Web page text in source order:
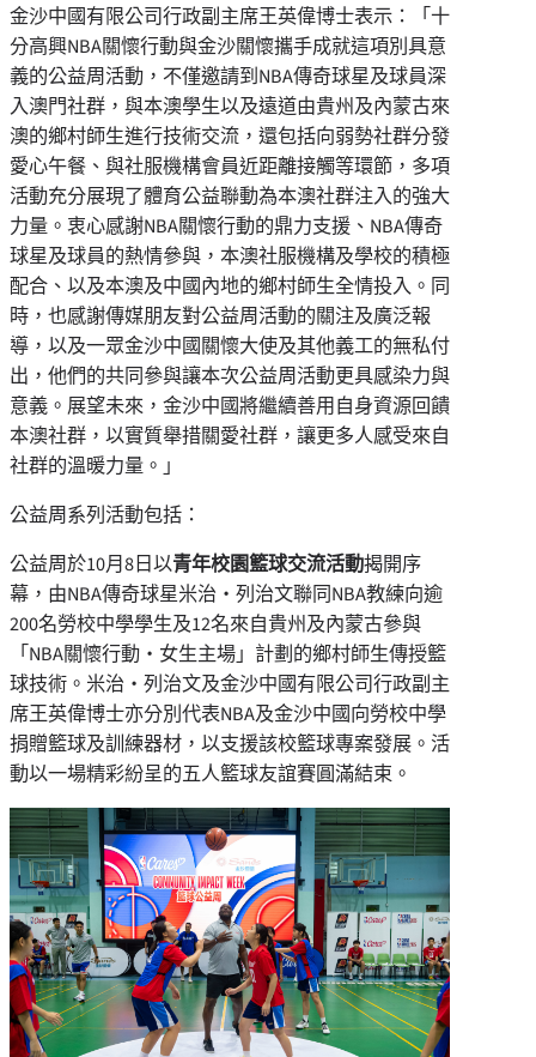
金沙中國有限公司行政副主席王英偉博士表示：「十
分高興NBA關懷行動與金沙關懷攜手成就這項別具意
義的公益周活動，不僅邀請到NBA傳奇球星及球員深
入澳門社群，與本澳學生以及遠道由貴州及內蒙古來
澳的鄉村師生進行技術交流，還包括向弱勢社群分發
愛心午餐、與社服機構會員近距離接觸等環節，多項
活動充分展現了體育公益聯動為本澳社群注入的強大
力量。衷心感謝NBA關懷行動的鼎力支援、NBA傳奇
球星及球員的熱情參與，本澳社服機構及學校的積極
配合、以及本澳及中國內地的鄉村師生全情投入。同
時，也感謝傳媒朋友對公益周活動的關注及廣泛報
導，以及一眾金沙中國關懷大使及其他義工的無私付
出，他們的共同參與讓本次公益周活動更具感染力與
意義。展望未來，金沙中國將繼續善用自身資源回饋
本澳社群，以實質舉措關愛社群，讓更多人感受來自
社群的溫暖力量。」
公益周系列活動包括：
公益周於10月8日以青年校園籃球交流活動揭開序
幕，由NBA傳奇球星米治‧列治文聯同NBA教練向逾
200名勞校中學學生及12名來自貴州及內蒙古參與
「NBA關懷行動‧女生主場」計劃的鄉村師生傳授籃
球技術。米治‧列治文及金沙中國有限公司行政副主
席王英偉博士亦分別代表NBA及金沙中國向勞校中學
捐贈籃球及訓練器材，以支援該校籃球專案發展。活
動以一場精彩紛呈的五人籃球友誼賽圓滿結束。